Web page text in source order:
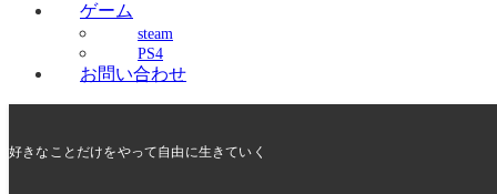
ゲーム
steam
PS4
お問い合わせ
好きなことだけをやって自由に生きていく